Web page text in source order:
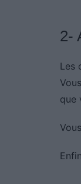
2-
Les
que